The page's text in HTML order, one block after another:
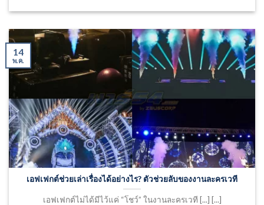
เอฟเฟกต์ช่วยเล่าเรื่องได้อย่างไร? ตัวช่วยลับของงานละครเวที
เอฟเฟกต์ไม่ได้มีไว้แค่ “โชว์” ในงานละครเวที [...] [...]
14
พ.ค.